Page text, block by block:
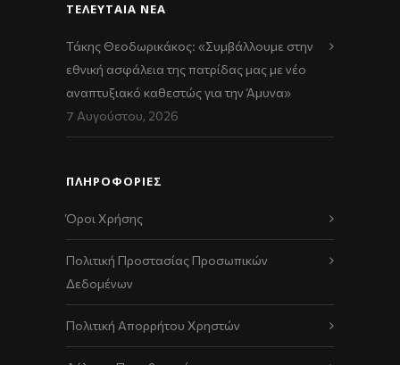
ΤΕΛΕΥΤΑΊΑ ΝΈΑ
Τάκης Θεοδωρικάκος: «Συμβάλλουμε στην
εθνική ασφάλεια της πατρίδας μας με νέο
αναπτυξιακό καθεστώς για την Άμυνα»
7 Αυγούστου, 2026
ΠΛΗΡΟΦΟΡΙΕΣ
Όροι Χρήσης
Πολιτική Προστασίας Προσωπικών
Δεδομένων
Πολιτική Απορρήτου Χρηστών